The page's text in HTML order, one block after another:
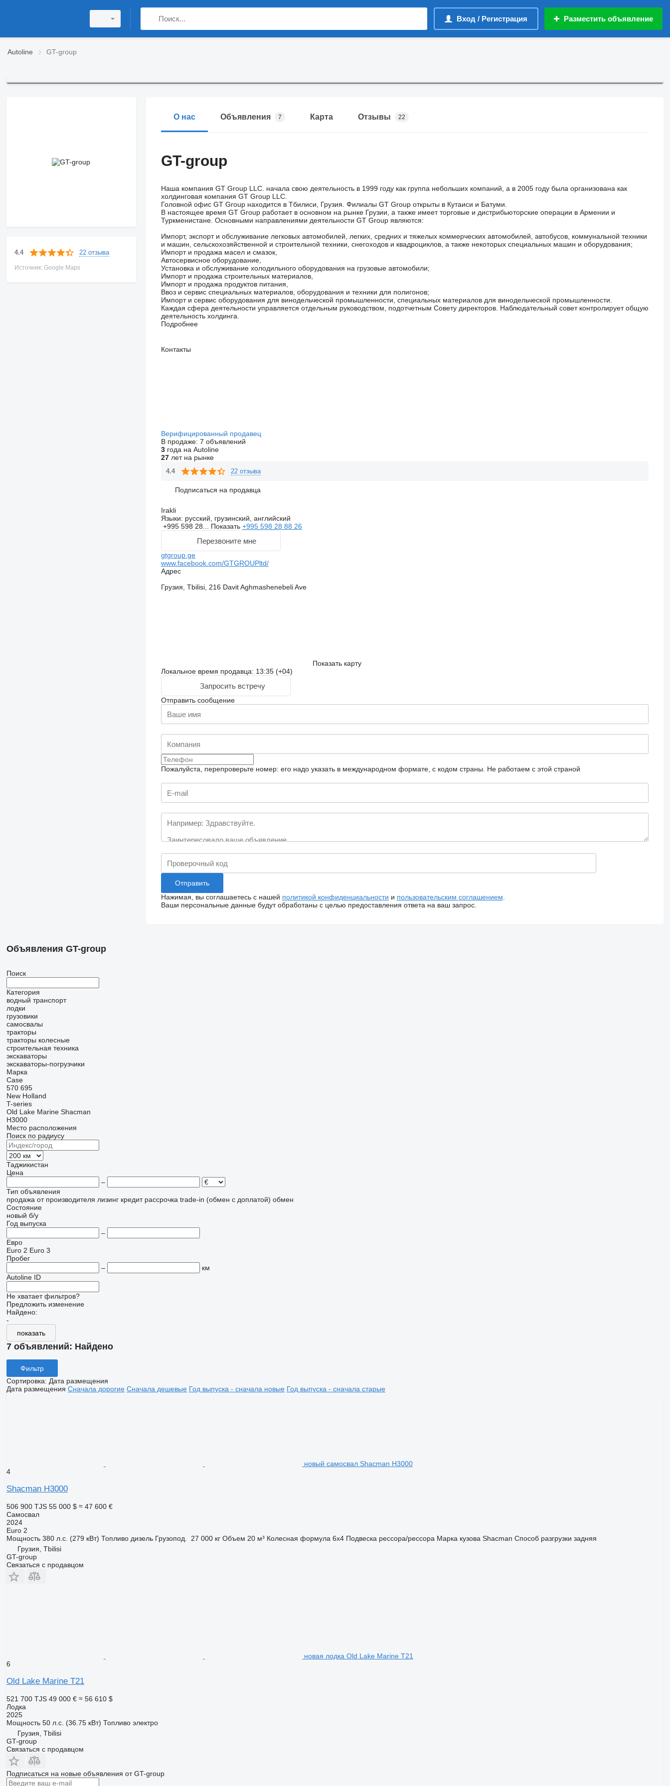
Вход / Регистрация Разместить объявление
Autoline GT-group
4.4 22 отзыва
Источник: Google Maps
О нас Объявления 7 Карта Отзывы 22
GT-group
Наша компания GT Group LLC. начала свою деятельность в 1999 году как группа небольших компаний, а в 2005 году была организована как
холдинговая компания GT Group LLC.
Головной офис GT Group находится в Тбилиси, Грузия. Филиалы GT Group открыты в Кутаиси и Батуми.
В настоящее время GT Group работает в основном на рынке Грузии, а также имеет торговые и дистрибьюторские операции в Армении и
Туркменистане. Основными направлениями деятельности GT Group являются:
Импорт, экспорт и обслуживание легковых автомобилей, легких, средних и тяжелых коммерческих автомобилей, автобусов, коммунальной техники
и машин, сельскохозяйственной и строительной техники, снегоходов и квадроциклов, а также некоторых специальных машин и оборудования;
Импорт и продажа масел и смазок,
Автосервисное оборудование,
Установка и обслуживание холодильного оборудования на грузовые автомобили;
Импорт и продажа строительных материалов,
Импорт и продажа продуктов питания,
Ввоз и сервис специальных материалов, оборудования и техники для полигонов;
Импорт и сервис оборудования для винодельческой промышленности, специальных материалов для винодельческой промышленности.
Каждая сфера деятельности управляется отдельным руководством, подотчетным Совету директоров. Наблюдательный совет контролирует общую
деятельность холдинга.
Подробнее
Контакты
Верифицированный продавец
В продаже: 7 объявлений
3года на Autoline
27лет на рынке
4.4 22 отзыва
Подписаться на продавца
Irakli
Языки: русский, грузинский, английский
+995 598 28... Показать +995 598 28 88 26
Перезвоните мне
gtgroup.ge
www.facebook.com/GTGROUPltd/
Адрес
Грузия, Tbilisi, 216 Davit Aghmashenebeli Ave
Показать карту
Локальное время продавца: 13:35 (+04)
Запросить встречу
Отправить сообщение
Пожалуйста, перепроверьте номер: его надо указать в международном формате, с кодом страны. Не работаем с этой страной
Нажимая, вы соглашаетесь с нашей политикой конфиденциальности и пользовательским соглашением
Ваши персональные данные будут обработаны с целью предоставления ответа на ваш запрос.
Объявления GT-group
Поиск
Категория
водный транспорт
лодки
грузовики
самосвалы
тракторы
тракторы колесные
строительная техника
экскаваторы
экскаваторы-погрузчики
Марка
Case
570 695
New Holland
T-series
Old Lake Marine Shacman
H3000
Место расположения
Поиск по радиусу
Таджикистан
Цена
–
Тип объявления
продажа от производителя лизинг кредит рассрочка trade-in (обмен с доплатой) обмен
Состояние
новый б/у
Год выпуска
–
Евро
Euro 2 Euro 3
Пробег
–
км
Autoline ID
Не хватает фильтров?
Предложить изменение
Найдено:
-
показать
7 объявлений: Найдено
Фильтр
Сортировка: Дата размещения
Дата размещения Сначала дорогие Сначала дешевые Год выпуска - сначала новые Год выпуска - сначала старые
новый самосвал Shacman H3000
4
Shacman H3000
506 900 TJS 55 000 $ ≈ 47 600 €
Самосвал
2024
Euro 2
Мощность 380 л.с. (279 кВт) Топливо дизель Грузопод. 27 000 кг Объем 20 м³ Колесная формула 6x4 Подвеска рессора/рессора Марка кузова Shacman Способ разгрузки задняя
Грузия, Tbilisi
GT-group
Связаться с продавцом
новая лодка Old Lake Marine T21
6
Old Lake Marine T21
521 700 TJS 49 000 € ≈ 56 610 $
Лодка
2025
Мощность 50 л.с. (36.75 кВт) Топливо электро
Грузия, Tbilisi
GT-group
Связаться с продавцом
Подписаться на новые объявления от GT-group